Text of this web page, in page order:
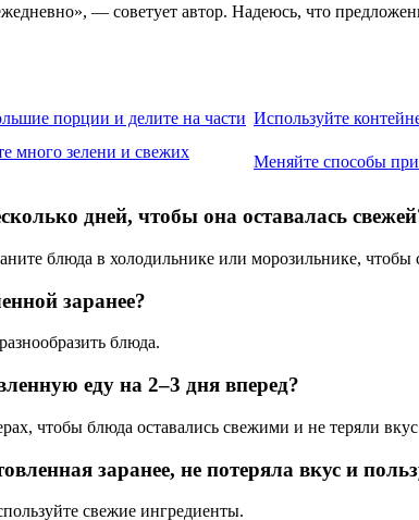
— советует автор. Надеюсь, что
порции и делите на части Используйте
много зелени и свежих
Меняйте способы
дней, чтобы она оставалась
блюда в холодильнике или морозильнике, чтобы
заранее?
блюда.
еду на 2–3 дня вперед?
чтобы блюда оставались свежими и не теряли
заранее, не потеряла вкус и
свежие ингредиенты.